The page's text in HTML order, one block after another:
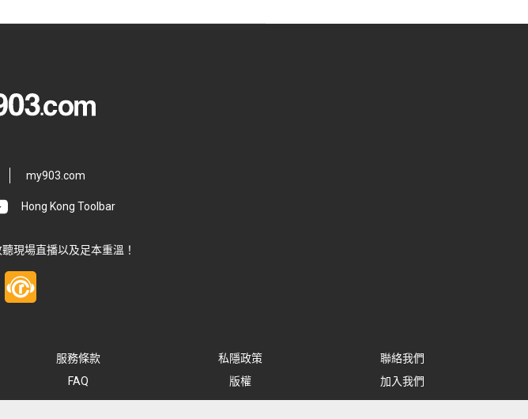
my903.com
Hong Kong Toolbar
現場直播以及足本重溫！
服務條款 私隱政策
聯絡我們
FAQ 版權 加入我們